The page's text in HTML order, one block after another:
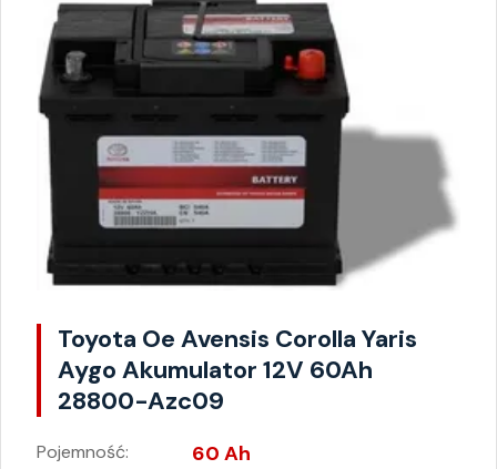
Toyota Oe Avensis Corolla Yaris
Aygo Akumulator 12V 60Ah
28800-Azc09
Pojemność: 60 Ah